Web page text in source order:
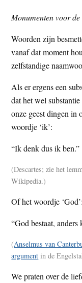
e
Monumenten voor de
Woorden zijn
vanaf dat moment
zelfstandige
Als er ergens een
dat het wel
onze geest dingen
woordje ‘ik’:
“Ik denk dus ik ben.”
(Descartes; zie het
Wikipedia.)
Of het woordje ‘God’:
“God bestaat,
(Anselmus van
argument in de
We praten over de